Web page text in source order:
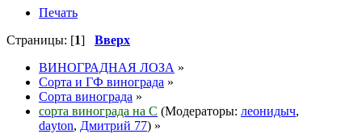
Печать
Страницы: [1] Вверх
ВИНОГРАДНАЯ ЛОЗА »
Сорта и ГФ винограда »
Сорта винограда »
сорта винограда на С (Модераторы: леонидыч,
dayton, Дмитрий 77) »